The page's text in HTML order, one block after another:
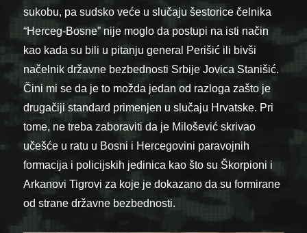
sukobu, pa sudsko veće u slučaju šestorice čelnika
“Herceg-Bosne” nije moglo da postupi na isti način
kao kada su bili u pitanju general Perišić ili bivši
načelnik državne bezbednosti Srbije Jovica Stanišić.
Čini mi se da je to možda jedan od razloga zašto je
drugačiji standard primenjen u slučaju Hrvatske. Pri
tome, ne treba zaboraviti da je Milošević skrivao
učešće u ratu u Bosni i Hercegovini paravojnih
formacija i policijskih jedinica kao što su Škorpioni i
Arkanovi Tigrovi za koje je dokazano da su formirane
od strane državne bezbednosti.